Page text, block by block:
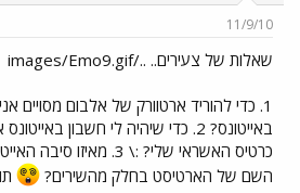
ו
ש
א
ר
11/9/10
שאלות של צעירים.. ../images/Emo9.gif
1. כדי להוריד ארטוורק של אלבום מסויים
באייטונס? 2. כדי שיהיה לי חשבון
כרטיס האשראי שלי? :\ 3.
השם של הארטיסט בחלק מהשירים?